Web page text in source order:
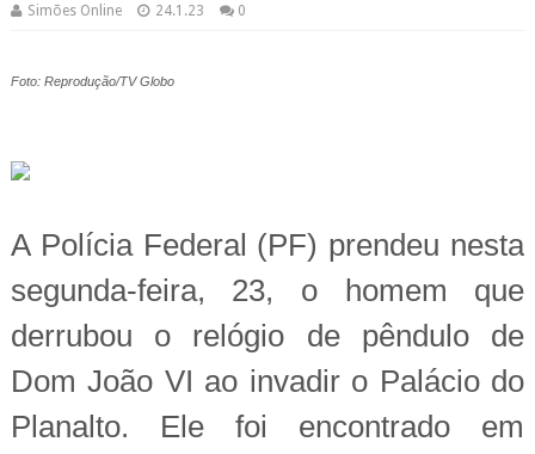
Simões Online 24.1.23 0
Foto: Reprodução/TV Globo
A Polícia Federal (PF) prendeu nesta
segunda-feira, 23, o homem que
derrubou o relógio de pêndulo de
Dom João VI ao invadir o Palácio do
Planalto. Ele foi encontrado em